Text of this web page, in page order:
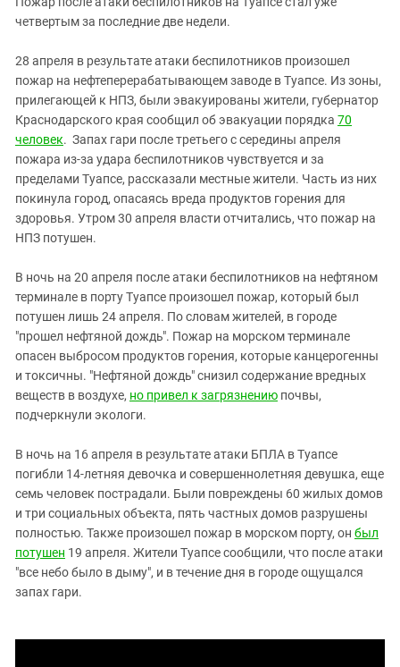
четвертым за последние две недели.
28 апреля в результате атаки беспилотников произошел
пожар на нефтеперерабатывающем заводе в Туапсе. Из зоны,
прилегающей к НПЗ, были эвакуированы жители, губернатор
Краснодарского края сообщил об эвакуации порядка 70
человек. Запах гари после третьего с середины апреля
пожара из-за удара беспилотников чувствуется и за
пределами Туапсе, рассказали местные жители. Часть из них
покинула город, опасаясь вреда продуктов горения для
здоровья. Утром 30 апреля власти отчитались, что пожар на
НПЗ потушен.
В ночь на 20 апреля после атаки беспилотников на нефтяном
терминале в порту Туапсе произошел пожар, который был
потушен лишь 24 апреля. По словам жителей, в городе
"прошел нефтяной дождь". Пожар на морском терминале
опасен выбросом продуктов горения, которые канцерогенны
и токсичны. "Нефтяной дождь" снизил содержание вредных
веществ в воздухе, но привел к загрязнению почвы,
подчеркнули экологи.
В ночь на 16 апреля в результате атаки БПЛА в Туапсе
погибли 14-летняя девочка и совершеннолетняя девушка, еще
семь человек пострадали. Были повреждены 60 жилых домов
и три социальных объекта, пять частных домов разрушены
полностью. Также произошел пожар в морском порту, он был
потушен 19 апреля. Жители Туапсе сообщили, что после атаки
"все небо было в дыму", и в течение дня в городе ощущался
запах гари.